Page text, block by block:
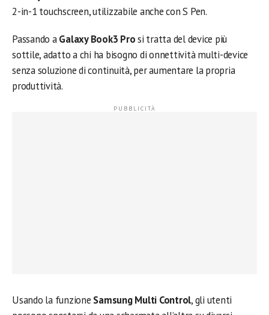
2-in-1 touchscreen, utilizzabile anche con S Pen.
Passando aGalaxy Book3 Prosi tratta del device più
sottile, adatto a chi ha bisogno di onnettività multi-device
senza soluzione di continuità, per aumentare la propria
produttività.
Usando la funzione Samsung Multi Control, gli utenti